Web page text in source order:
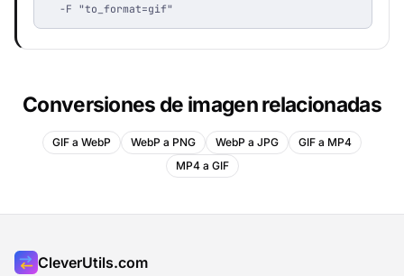
  -F "to_format=gif"
Conversiones de imagen relacionadas
GIF a WebP WebP a PNG WebP a JPG
GIF a MP4
MP4 a GIF
CleverUtils.com